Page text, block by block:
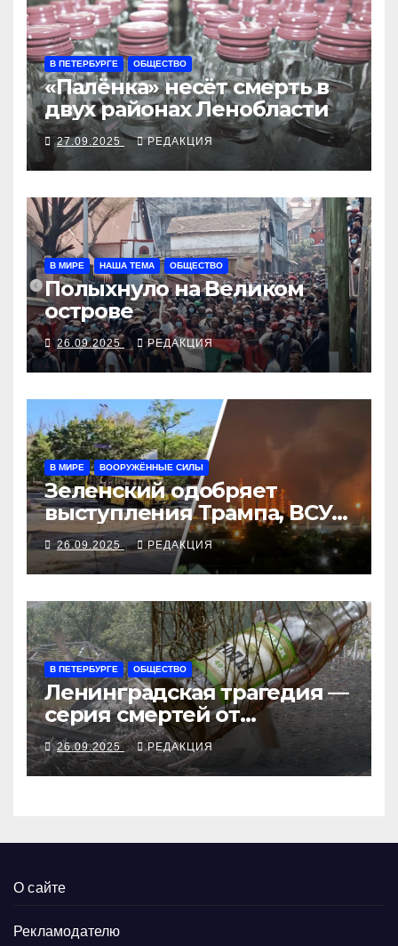
В ПЕТЕРБУРГЕ ОБЩЕСТВО
«Палёнка» несёт смерть в
двух районах Ленобласти
27.09.2025 РЕДАКЦИЯ
В МИРЕ НАША ТЕМА ОБЩЕСТВО
Полыхнуло на Великом
острове
26.09.2025 РЕДАКЦИЯ
В МИРЕ ВООРУЖЁННЫЕ СИЛЫ
Зеленский одобряет
выступления Трампа, ВСУ
закрыли Добропольский
рубеж
26.09.2025 РЕДАКЦИЯ
В ПЕТЕРБУРГЕ ОБЩЕСТВО
Ленинградская трагедия —
серия смертей от
алкосуррогата
26.09.2025 РЕДАКЦИЯ
О сайте
Рекламодателю